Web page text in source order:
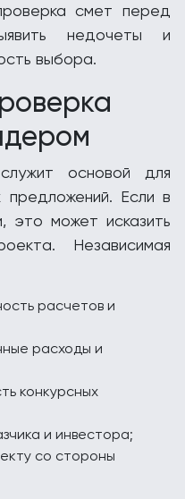
смет перед
недочеты и
выбора.
основой для
предложений. Если в
это может исказить
Независимая
расчетов и
расходы и
конкурсных
и инвестора;
со стороны